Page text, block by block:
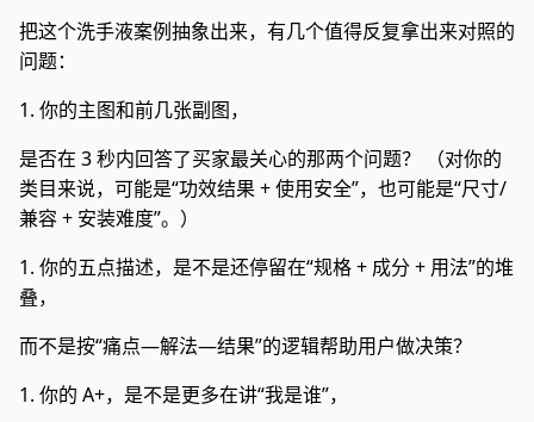
把这个洗手液案例抽象出来，有几个值得反复拿出来对照的
问题：
1. 你的主图和前几张副图，
是否在 3 秒内回答了买家最关心的那两个问题？ （对你的
类目来说，可能是“功效结果 + 使用安全”，也可能是“尺寸/
兼容 + 安装难度”。）
1. 你的五点描述，是不是还停留在“规格 + 成分 + 用法”的堆
叠，
而不是按“痛点—解法—结果”的逻辑帮助用户做决策？
1. 你的 A+，是不是更多在讲“我是谁”，